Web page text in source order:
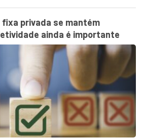
privada se mantém
ainda é importante